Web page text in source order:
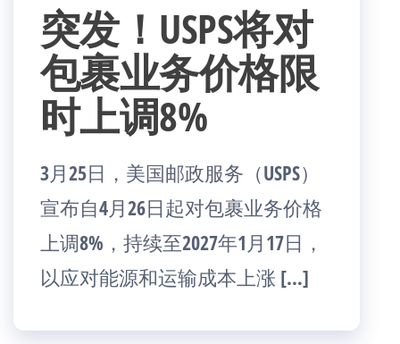
突发！USPS将对
包裹业务价格限
时上调8%
3月25日，美国邮政服务（USPS）
宣布自4月26日起对包裹业务价格
上调8%，持续至2027年1月17日，
以应对能源和运输成本上涨 […]